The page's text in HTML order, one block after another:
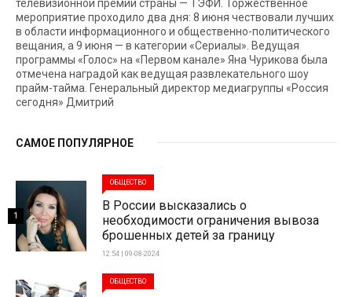
телевизионной премии страны — ТЭФИ. Торжественное
мероприятие проходило два дня: 8 июня чествовали лучших
в области информационного и общественно-политического
вещания, а 9 июня — в категории «Сериалы». Ведущая
программы «Голос» на «Первом канале» Яна Чурикова была
отмечена наградой как ведущая развлекательного шоу
прайм-тайма. Генеральный директор медиагруппы «Россия
сегодня» Дмитрий
САМОЕ ПОПУЛЯРНОЕ
ОБЩЕСТВО
В России высказались о
необходимости ограничения вывоза
брошенных детей за границу
12:54 | 09-08-2024
1
ОБЩЕСТВО